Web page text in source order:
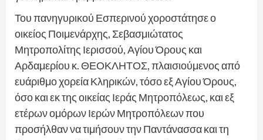
Του πανηγυρικού Εσπερινού χοροστάτησε ο
οικείος Ποιμενάρχης, Σεβασμιώτατος
Μητροπολίτης Ιερισσού, Αγίου Όρους και
Αρδαμερίου κ. ΘΕΟΚΛΗΤΟΣ, πλαισιούμενος από
ευάριθμο χορεία Κληρικών, τόσο εξ Αγίου Όρους,
όσο και εκ της οικείας Ιεράς Μητροπόλεως, και εξ
ετέρων ομόρων Ιερών Μητροπόλεων που
προσήλθαν να τιμήσουν την Παντάνασσα και τη